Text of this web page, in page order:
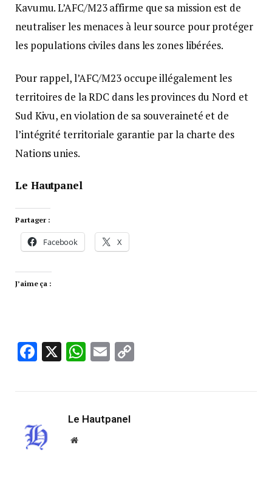
Kavumu. L’AFC/M23 affirme que sa mission est de
neutraliser les menaces à leur source pour protéger
les populations civiles dans les zones libérées.
Pour rappel, l’AFC/M23 occupe illégalement les
territoires de la RDC dans les provinces du Nord et
Sud Kivu, en violation de sa souveraineté et de
l’intégrité territoriale garantie par la charte des
Nations unies.
Le Hautpanel
Partager :
Facebook X
J’aime ça :
Facebook
X WhatsApp
Email
Le Hautpanel
Website